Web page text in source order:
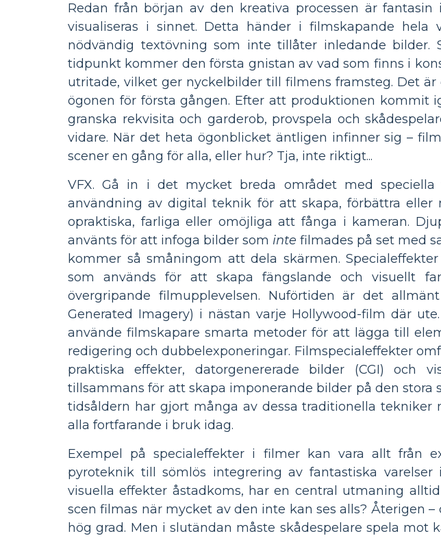
Redan från början av den kreativa processen är
visualiseras i sinnet. Detta händer i filmskapande hela
nödvändig textövning som inte tillåter inledande bilder.
tidpunkt kommer den första gnistan av vad som finns i
utritade, vilket ger nyckelbilder till filmens framsteg. Det
ögonen för första gången. Efter att produktionen kommit
granska rekvisita och garderob, provspela och
vidare. När det heta ögonblicket äntligen infinner sig –
scener en gång för alla, eller hur? Tja, inte riktigt...
VFX. Gå in i det mycket breda området med speciella
användning av digital teknik för att skapa, förbättra eller
opraktiska, farliga eller omöjliga att fånga i kameran.
använts för att infoga bilder som inte filmades på set med
kommer så småningom att dela skärmen.
som används för att skapa fängslande och visuellt
övergripande filmupplevelsen. Nuförtiden är det
Generated Imagery) i nästan varje Hollywood-film där
använde filmskapare smarta metoder för att lägga till
redigering och dubbelexponeringar. Filmspecialeffekter
praktiska effekter, datorgenererade bilder (CGI) och
tillsammans för att skapa imponerande bilder på den
tidsåldern har gjort många av dessa traditionella
alla fortfarande i bruk idag.
Exempel på specialeffekter i filmer kan vara allt från
pyroteknik till sömlös integrering av fantastiska varelser
visuella effekter åstadkoms, har en central utmaning
scen filmas när mycket av den inte kan ses alls? Återigen
hög grad. Men i slutändan måste skådespelare spela mot